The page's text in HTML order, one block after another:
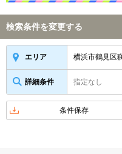
検索条件を変更する
エリア 横浜市鶴見区
詳細条件 指定なし
条件保存